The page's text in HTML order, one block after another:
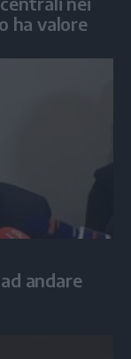
ha valore
andare